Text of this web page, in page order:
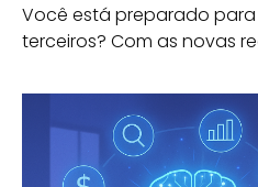
Você está preparado
terceiros? Com as novas